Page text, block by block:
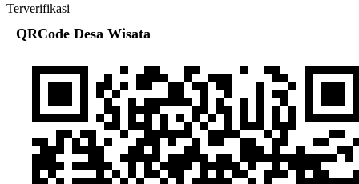
Terverifikasi
QRCode Desa Wisata